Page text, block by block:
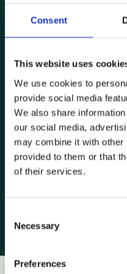
Consent
This website uses
We use cookies to
provide social media
We also share
our social media,
may combine it with other
provided to them or that
of their services.
Selection
Necessary
Preferences